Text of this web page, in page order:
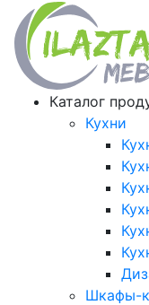
Каталог
Кухни
Шкафы-